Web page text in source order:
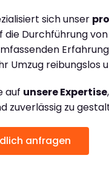
sich unser
die Durchführung
Umzug reibungslos
auf unsere Expertise
zuverlässig zu
anfragen